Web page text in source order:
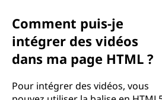
Comment puis-je
intégrer des vidéos
dans ma page HTML ?
Pour intégrer des vidéos, vous